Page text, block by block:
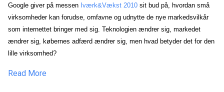
Google giver på messen Iværk&Vækst 2010 sit bud på, hvordan små
virksomheder kan forudse, omfavne og udnytte de nye markedsvilkår
som internettet bringer med sig. Teknologien ændrer sig, markedet
ændrer sig, købernes adfærd ændrer sig, men hvad betyder det for den
lille virksomhed?
Read More